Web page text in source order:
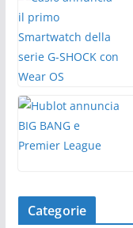
Categorie